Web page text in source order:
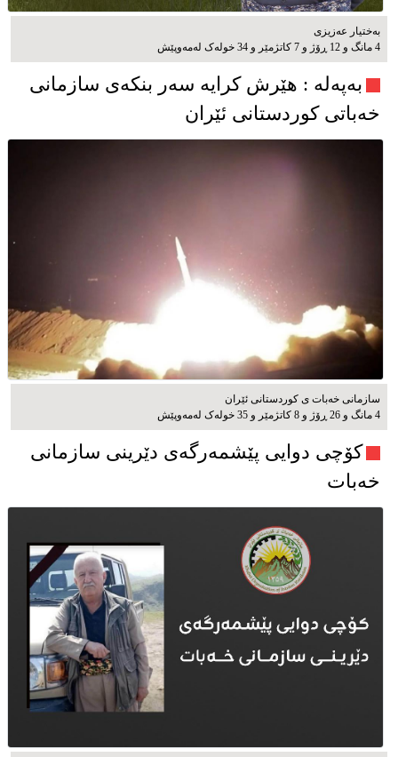
بەختیار عەزیزی
4 مانگ و 12 ڕۆژ و 7 کاتژمێر و 34 خوله‌ک له‌مه‌وپێش‌
به‌په‌له‌ : هێرش کرایە سەر بنکەی سازمانی
خەباتی کوردستانی ئێران
سازمانی خەبات ی کوردستانی ئێران
4 مانگ و 26 ڕۆژ و 8 کاتژمێر و 35 خوله‌ک له‌مه‌وپێش‌
کۆچی دوایی پێشمەرگەی دێرینی سازمانی
خەبات